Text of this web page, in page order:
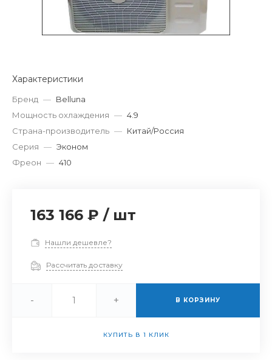
Характеристики
Бренд — Belluna
Мощность охлаждения — 4.9
Страна-производитель — Китай/Россия
Серия — Эконом
Фреон — 410
163 166 ₽ / шт
Нашли дешевле?
Рассчитать доставку
- + В КОРЗИНУ
КУПИТЬ В 1 КЛИК